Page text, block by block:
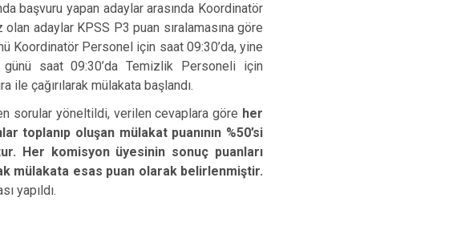
Çeltik
Cihanbeyli
Çumra
Derbent
Derebucak
Hüyük
Ilgın
Kadınhanı
Karapınar
Karatay
başvuru yapan adaylar arasında Koordinatör
adaylar KPSS P3 puan sıralamasına göre
Koordinatör Personel için saat 09:30’da, yine
saat 09:30’da Temizlik Personeli için
ile çağırılarak mülakata başlandı.
yöneltildi, verilen cevaplara göre her
toplanıp oluşan mülakat puanının %50’si
Her komisyon üyesinin sonuç puanları
mülakata esas puan olarak belirlenmiştir.
yapıldı.